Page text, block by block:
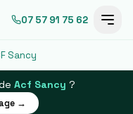
07 57 91 75 62
Sancy
Acf Sancy ?
→